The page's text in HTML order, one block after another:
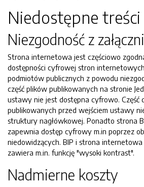
Niedostępne treści
Niezgodność z
Strona internetowa jest częściowo
dostępności cyfrowej stron
podmiotów publicznych z powodu
część plików publikowanych na stronie
ustawy nie jest dostępna cyfrowo. Część
publikowanych przed wejściem ustawy
struktury nagłówkowej. Ponadto strona
zapewnia dostęp cyfrowy m.in poprzez
niedowidzących. BIP i strona internetowa
zawiera m.in. funkcję "wysoki kontrast".
Nadmierne koszty